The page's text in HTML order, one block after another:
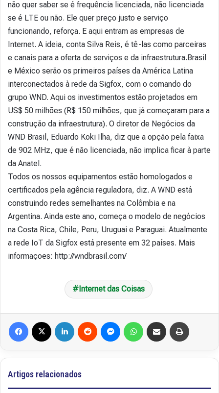
não quer saber se é frequência licenciada, não licenciada
se é LTE ou não. Ele quer preço justo e serviço
funcionando, reforça. E aqui entram as empresas de
Internet. A ideia, conta Silva Reis, é tê-las como parceiras
e canais para a oferta de serviços e da infraestrutura.Brasil
e México serão os primeiros países da América Latina
interconectados à rede da Sigfox, com o comando do
grupo WND. Aqui os investimentos estão projetados em
US$ 50 milhões (R$ 150 milhões, que já começaram para a
construção da infraestrutura). O diretor de Negócios da
WND Brasil, Eduardo Koki Ilha, diz que a opção pela faixa
de 902 MHz, que é não licenciada, não implica ficar à parte
da Anatel.
Todos os nossos equipamentos estão homologados e
certificados pela agência reguladora, diz. A WND está
construindo redes semelhantes na Colômbia e na
Argentina. Ainda este ano, começa o modelo de negócios
na Costa Rica, Chile, Peru, Uruguai e Paraguai. Atualmente
a rede IoT da Sigfox está presente em 32 países. Mais
informaçoes: http://wndbrasil.com/
Internet das Coisas
Artigos relacionados